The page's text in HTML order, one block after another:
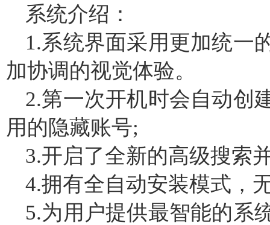
系统介绍：
1.系统界面采用更加统一
加协调的视觉体验。
2.第一次开机时会自动创
用的隐藏账号;
3.开启了全新的高级搜索
4.拥有全自动安装模式，
5.为用户提供最智能的系